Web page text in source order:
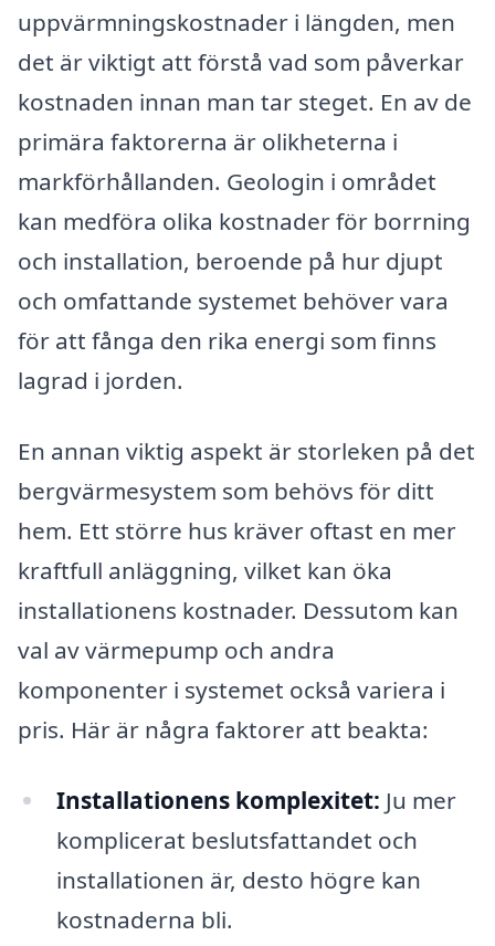
uppvärmningskostnader i längden, men
det är viktigt att förstå vad som påverkar
kostnaden innan man tar steget. En av de
primära faktorerna är olikheterna i
markförhållanden. Geologin i området
kan medföra olika kostnader för borrning
och installation, beroende på hur djupt
och omfattande systemet behöver vara
för att fånga den rika energi som finns
lagrad i jorden.
En annan viktig aspekt är storleken på det
bergvärmesystem som behövs för ditt
hem. Ett större hus kräver oftast en mer
kraftfull anläggning, vilket kan öka
installationens kostnader. Dessutom kan
val av värmepump och andra
komponenter i systemet också variera i
pris. Här är några faktorer att beakta:
Installationens komplexitet: Ju mer
komplicerat beslutsfattandet och
installationen är, desto högre kan
kostnaderna bli.